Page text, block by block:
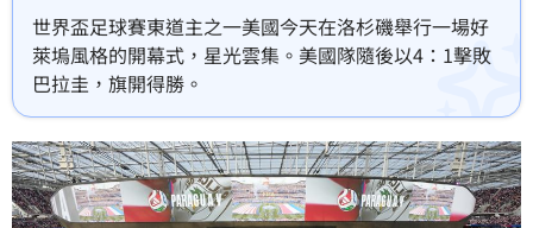
世界盃足球賽東道主之一美國今天在洛杉磯舉行一場好
萊塢風格的開幕式，星光雲集。美國隊隨後以4：1擊敗
巴拉圭，旗開得勝。